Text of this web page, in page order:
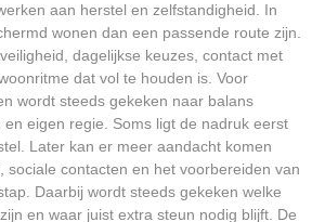
aan herstel en zelfstandigheid. In
wonen dan een passende route zijn.
dagelijkse keuzes, contact met
dat vol te houden is. Voor
wordt steeds gekeken naar balans
eigen regie. Soms ligt de nadruk eerst
Later kan er meer aandacht komen
sociale contacten en het voorbereiden van
Daarbij wordt steeds gekeken welke
en waar juist extra steun nodig blijft. De